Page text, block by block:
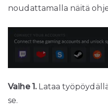
noudattamalla näitä
Vaihe 1.Lataa
se.